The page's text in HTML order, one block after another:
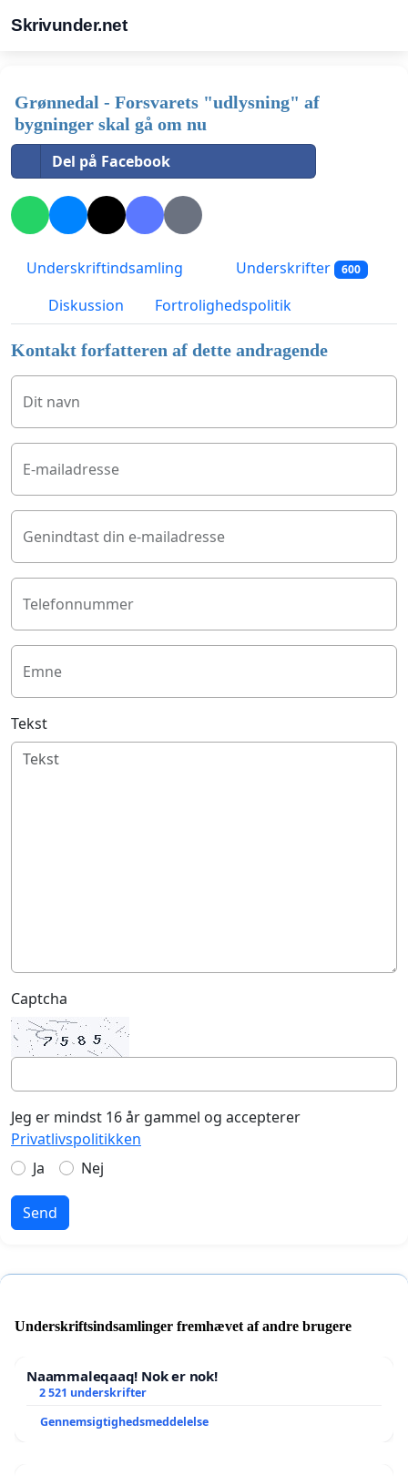
Skrivunder.net
Grønnedal - Forsvarets "udlysning" af
bygninger skal gå om nu
Del på Facebook
Underskriftindsamling Underskrifter 600
Diskussion Fortrolighedspolitik
Kontakt forfatteren af dette andragende
Dit navn
E-mailadresse
Genindtast din e-mailadresse
Telefonnummer
Emne
Tekst
Captcha
Jeg er mindst 16 år gammel og accepterer
Privatlivspolitikken
Ja
Nej
Send
Underskriftsindsamlinger fremhævet af andre brugere
Naammaleqaaq! Nok er nok!
2 521 underskrifter
Gennemsigtighedsmeddelelse